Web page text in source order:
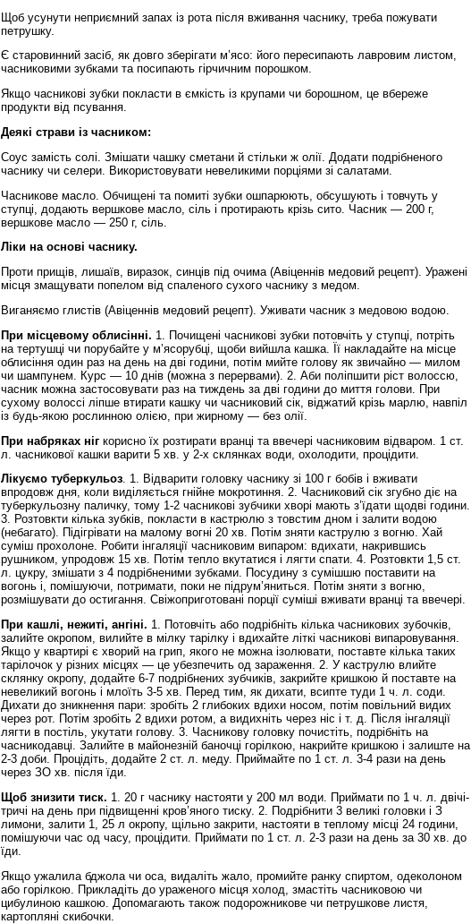
Щоб усунути неприємний запах із рота після вживання часнику, треба пожувати
петрушку.
Є старовинний засіб, як довго зберігати м’ясо: його пересипають лавровим листом,
часниковими зубками та посипають гірчичним порошком.
Якщо часникові зубки покласти в ємкість із крупами чи борошном, це вбереже
продукти від псування.
Деякі страви із часником:
Соус замість солі. Змішати чашку сметани й стільки ж олії. Додати подрібненого
часнику чи селери. Використовувати невеликими порціями зі салатами.
Часникове масло. Обчищені та помиті зубки ошпарюють, обсушують і товчуть у
ступці, додають вершкове масло, сіль і протирають крізь сито. Часник — 200 г,
вершкове масло — 250 г, сіль.
Ліки на основі часнику.
Проти прищів, лишаїв, виразок, синців під очима (Авіценнів медовий рецепт). Уражені
місця змащувати попелом від спаленого сухого часнику з медом.
Виганяємо глистів (Авіценнів медовий рецепт). Уживати часник з медовою водою.
При місцевому облисінні. 1. Почищені часникові зубки потовчіть у ступці, потріть
на тертушці чи порубайте у м’ясорубці, щоби вийшла кашка. Її накладайте на місце
облисіння один раз на день на дві години, потім мийте голову як звичайно — милом
чи шампунем. Курс — 10 днів (можна з перервами). 2. Аби поліпшити ріст волоссю,
часник можна застосовувати раз на тиждень за дві години до миття голови. При
сухому волоссі ліпше втирати кашку чи часниковий сік, віджатий крізь марлю, навпіл
із будь-якою рослинною олією, при жирному — без олії.
При набряках нігкорисно їх розтирати вранці та ввечері часниковим відваром. 1 ст.
л. часникової кашки варити 5 хв. у 2-х склянках води, охолодити, процідити.
Лікуємо туберкульоз. 1. Відварити головку часнику зі 100 г бобів і вживати
впродовж дня, коли виділяється гнійне мокротиння. 2. Часниковий сік згубно діє на
туберкульозну паличку, тому 1-2 часникові зубчики хворі мають з’їдати щодві години.
3. Розтовкти кілька зубків, покласти в кастрюлю з товстим дном і залити водою
(небагато). Підігрівати на малому вогні 20 хв. Потім зняти каструлю з вогню. Хай
суміш прохолоне. Робити інгаляції часниковим випаром: вдихати, накрившись
рушником, упродовж 15 хв. Потім тепло вкутатися і лягти спати. 4. Розтовкти 1,5 ст.
л. цукру, змішати з 4 подрібненими зубками. Посудину з сумішшю поставити на
вогонь і, помішуючи, потримати, поки не підрум’яниться. Потім зняти з вогню,
розмішувати до остигання. Свіжоприготовані порції суміші вживати вранці та ввечері.
При кашлі, нежиті, ангіні. 1. Потовчіть або подрібніть кілька часникових зубочків,
залийте окропом, вилийте в мілку тарілку і вдихайте літкі часникові випаровування.
Якщо у квартирі є хворий на грип, якого не можна ізолювати, поставте кілька таких
тарілочок у різних місцях — це убезпечить од зараження. 2. У каструлю влийте
склянку окропу, додайте 6-7 подрібнених зубчиків, закрийте кришкою й поставте на
невеликий вогонь і млоїть 3-5 хв. Перед тим, як дихати, всипте туди 1 ч. л. соди.
Дихати до зникнення пари: зробіть 2 глибоких вдихи носом, потім повільний видих
через рот. Потім зробіть 2 вдихи ротом, а видихніть через ніс і т. д. Після інгаляції
лягти в постіль, укутати голову. 3. Часникову головку почистіть, подрібніть на
часникодавці. Залийте в майонезній баночці горілкою, накрийте кришкою і залиште на
2-3 доби. Процідіть, додайте 2 ст. л. меду. Приймайте по 1 ст. л. 3-4 рази на день
через ЗО хв. після їди.
Щоб знизити тиск. 1. 20 г часнику настояти у 200 мл води. Приймати по 1 ч. л. двічі-
тричі на день при підвищенні кров’яного тиску. 2. Подрібнити 3 великі головки і З
лимони, залити 1, 25 л окропу, щільно закрити, настояти в теплому місці 24 години,
помішуючи час од часу, процідити. Приймати по 1 ст. л. 2-3 рази на день за 30 хв. до
їди.
Якщо ужалила бджола чи оса, видаліть жало, промийте ранку спиртом, одеколоном
або горілкою. Прикладіть до ураженого місця холод, змастіть часниковою чи
цибулиною кашкою. Допомагають також подорожникове чи петрушкове листя,
картопляні скибочки.